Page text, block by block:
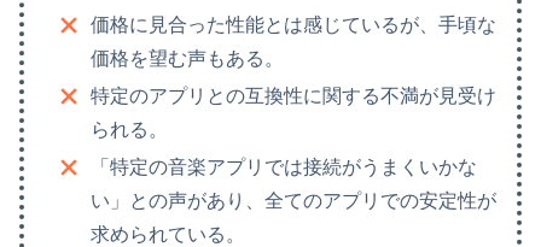
価格に見合った性能とは感じているが、手頃な
価格を望む声もある。
特定のアプリとの互換性に関する不満が見受け
られる。
「特定の音楽アプリでは接続がうまくいかな
い」との声があり、全てのアプリでの安定性が
求められている。